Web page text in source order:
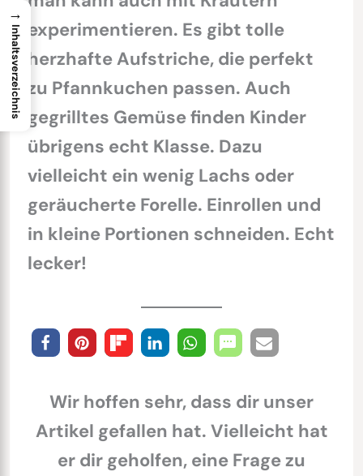
experimentieren. Es gibt tolle
herzhafte Aufstriche, die perfekt
zu Pfannkuchen passen. Auch
gegrilltes Gemüse finden Kinder
übrigens echt Klasse. Dazu
vielleicht ein wenig Lachs oder
geräucherte Forelle. Einrollen und
in kleine Portionen schneiden. Echt
lecker!
Wir hoffen sehr, dass dir unser
Artikel gefallen hat. Vielleicht hat
er dir geholfen, eine Frage zu
→
Inhaltsverzeichnis